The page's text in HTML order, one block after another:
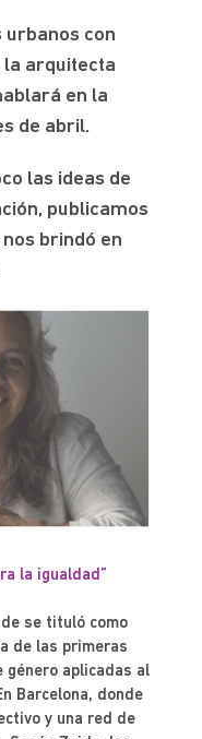
urbanos con
la arquitecta
en la
de abril.
las ideas de
publicamos
brindó en
la igualdad”
se tituló como
de las primeras
género aplicadas al
Barcelona, donde
y una red de